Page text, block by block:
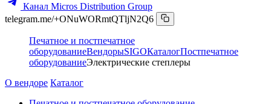
Канал Micros Distribution Group
telegram.me/+ONuWORmtQTljN2Q6
Печатное и постпечатное
оборудованиеВендорыSIGOКаталогПостпечатное
оборудованиеЭлектрические степлеры
О вендоре Каталог